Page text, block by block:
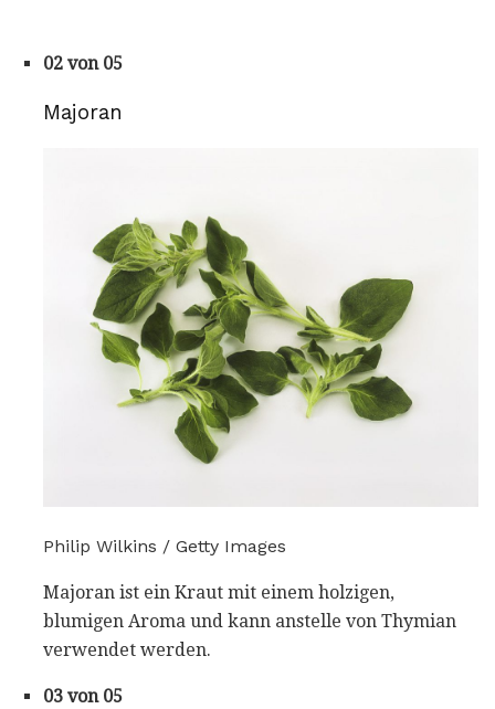
02 von 05
Majoran
Philip Wilkins / Getty Images
Majoran ist ein Kraut mit einem holzigen,
blumigen Aroma und kann anstelle von Thymian
verwendet werden.
03 von 05